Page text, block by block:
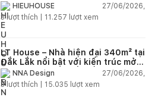
HIEUHOUSE
27/06/2026,
3lượt thích | 11.257 lượt xem
LT House – Nhà hiện đại 340m² tại
Đắk Lắk nổi bật với kiến trúc mở
và hệ sân vườn kết nối thiên
nhiên
NNA Design
27/06/2026,
3lượt thích | 15.035 lượt xem